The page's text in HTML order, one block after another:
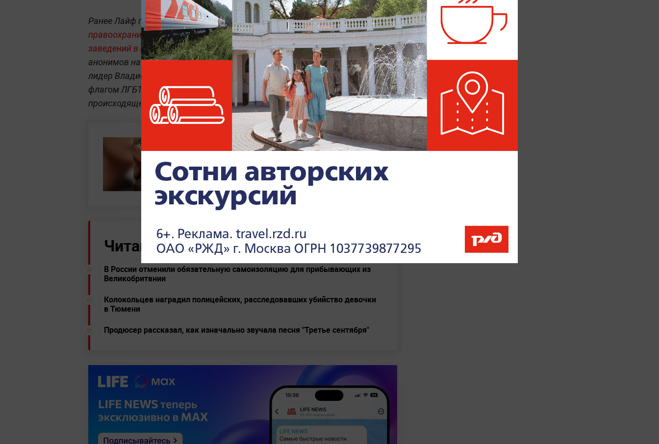
Ранее Лайф писал,что сеть японских ресторанов "Тануки" обратилась в
правоохранительные органы после ложных сообщений о минировании
заведений в Москве. Представители "Тануки" считают, что массовую атаку
анонимов на их сеть устроило движение "Мужское государство" и лично его
лидер Владислав Поздняков из-за рекламы с темнокожим мужчиной и
флагом ЛГБТ-сообщества. Впрочем, некоторые пользователи Сети сочли
происходящее пиар-акцией, которая затянулась.
Темнокожий студент из
что на него "объявят охоту"
Читайте ещё:
В России отменили обязательную самоизоляцию для прибывающих из
Великобритании
Колокольцев наградил полицейских, расследовавших убийство девочки
в Тюмени
Продюсер рассказал, как изначально звучала песня "Третье сентября"